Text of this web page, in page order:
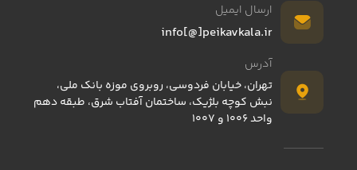
ارسال ایمیل
info[@]peikavkala.ir
آدرس
تهران، خیابان فردوسی، روبروی موزه بانک ملی،
نبش کوچه بلژیک، ساختمان آفتاب شرق، طبقه دهم
واحد 1006 و 1007